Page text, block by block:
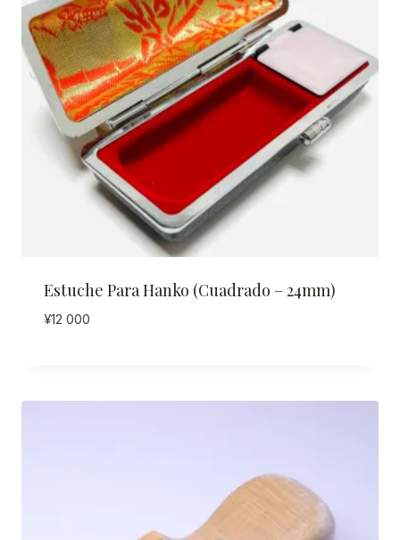
Estuche Para Hanko (Cuadrado – 24mm)
¥12 000